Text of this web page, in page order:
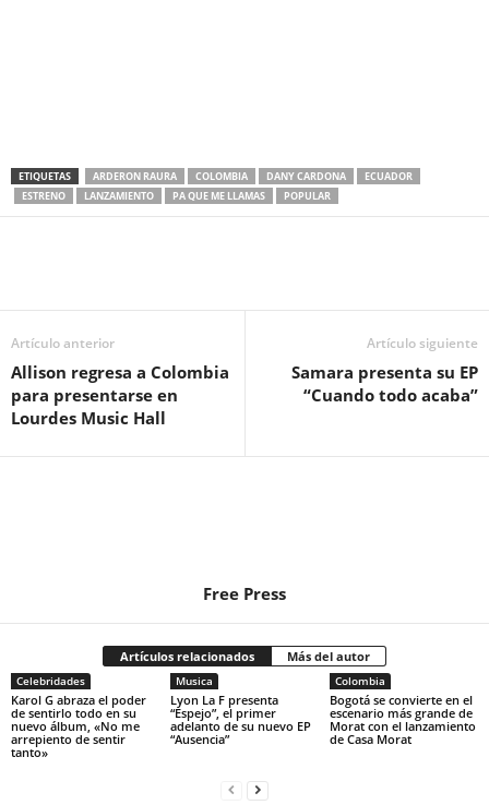
ETIQUETAS ARDERON RAURA COLOMBIA DANY CARDONA
ECUADOR
ESTRENO
LANZAMIENTO PA QUE ME LLAMAS POPULAR
Artículo anterior
Allison regresa a Colombia
para presentarse en
Lourdes Music Hall
Artículo siguiente
Samara presenta su EP
“Cuando todo acaba”
Free Press
Artículos relacionados Más del autor
Celebridades
Karol G abraza el poder
de sentirlo todo en su
nuevo álbum, «No me
arrepiento de sentir
tanto»
Musica
Lyon La F presenta
“Espejo”, el primer
adelanto de su nuevo EP
“Ausencia”
Colombia
Bogotá se convierte en el
escenario más grande de
Morat con el lanzamiento
de Casa Morat